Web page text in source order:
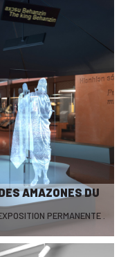
AMAZONES DU
PERMANENTE .